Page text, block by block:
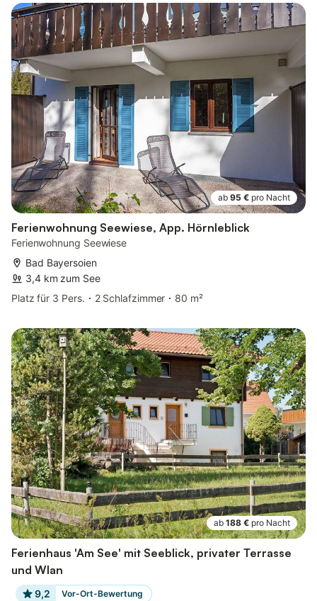
ab 95 € pro Nacht
Ferienwohnung Seewiese, App. Hörnleblick
Ferienwohnung Seewiese
Bad Bayersoien
3,4 km zum See
Platz für 3 Pers.
2 Schlafzimmer 80 m²
ab 188 € pro Nacht
Ferienhaus 'Am See' mit Seeblick, privater Terrasse
und Wlan
9,2 Vor-Ort-Bewertung